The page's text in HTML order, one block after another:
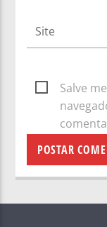
Salve